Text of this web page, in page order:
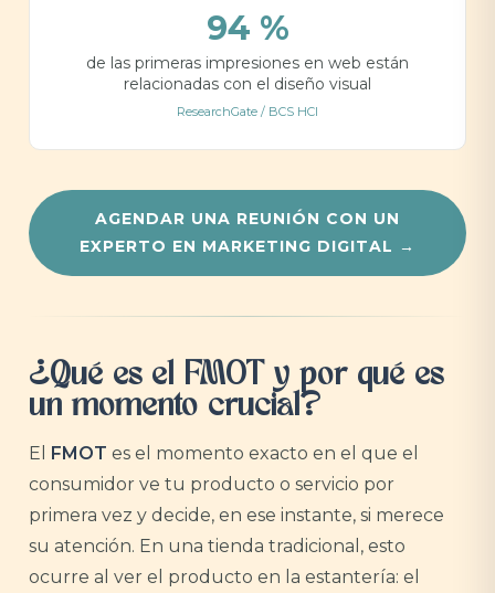
94 %
de las primeras impresiones en web están
relacionadas con el diseño visual
ResearchGate / BCS HCI
AGENDAR UNA REUNIÓN CON UN
EXPERTO EN MARKETING DIGITAL →
¿Qué es el FMOT y por qué es
un momento crucial?
El FMOT es el momento exacto en el que el
consumidor ve tu producto o servicio por
primera vez y decide, en ese instante, si merece
su atención. En una tienda tradicional, esto
ocurre al ver el producto en la estantería: el